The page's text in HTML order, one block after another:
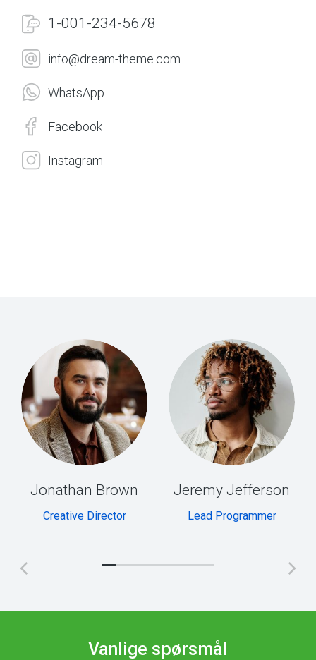
1-001-234-5678
info@dream-theme.com
WhatsApp
Facebook
Instagram
Jonathan Brown
Creative Director
Jeremy Jefferson
Lead Programmer
Vanlige spørsmål